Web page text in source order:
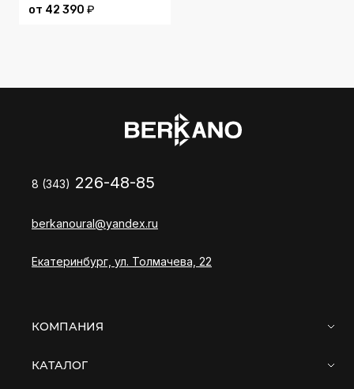
от 42 390 ₽
8 (343) 226-48-85
berkanoural@yandex.ru
Екатеринбург, ул. Толмачева, 22
КОМПАНИЯ
КАТАЛОГ